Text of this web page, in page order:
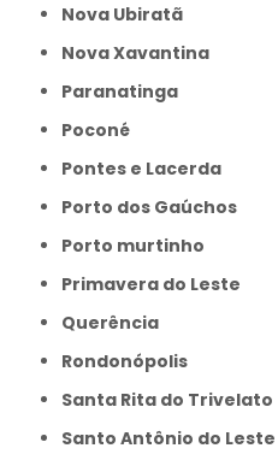
Nova Ubiratã
Nova Xavantina
Paranatinga
Poconé
Pontes e Lacerda
Porto dos Gaúchos
Porto murtinho
Primavera do Leste
Querência
Rondonópolis
Santa Rita do Trivelato
Santo Antônio do Leste